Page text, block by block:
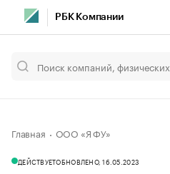
РБК Компании
Главная ООО «Я ФУ»
ДЕЙСТВУЕТОБНОВЛЕНО, 16.05.2023